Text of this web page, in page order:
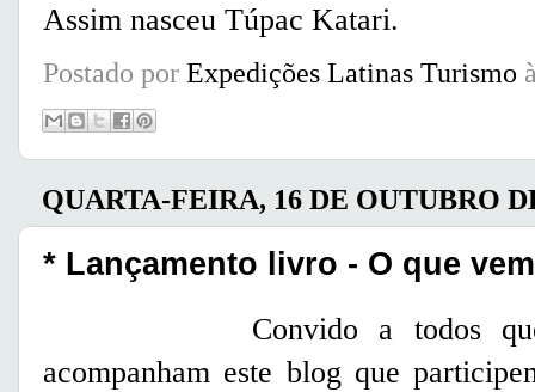
Assim nasceu Túpac Katari.
Postado por Expedições Latinas Turismo
QUARTA-FEIRA, 16 DE OUTUBRO
* Lançamento livro - O que
Convido a todos
acompanham este blog que